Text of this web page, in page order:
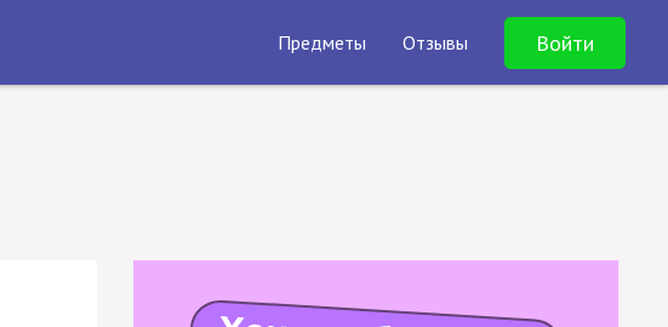
Предметы Отзывы Войти